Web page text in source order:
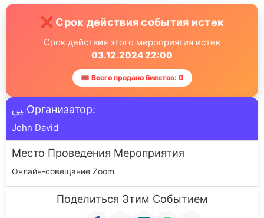
❌ Срок действия события истек
Срок действия этого мероприятия истек
03.12.2024 22:00
🎟 Всего продано билетов: 0
Организатор:
John David
Место Проведения Мероприятия
Онлайн-совещание Zoom
Поделиться Этим Событием